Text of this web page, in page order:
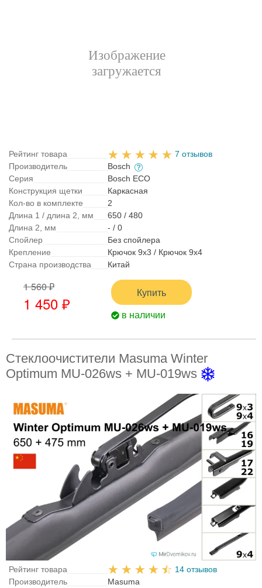
Рейтинг товара
7 отзывов
Производитель
Bosch
Серия
Bosch ECO
Конструкция щетки
Каркасная
Кол-во в комплекте
2
Длина 1 / длина 2, мм
650 / 480
Длина 2, мм
- / 0
Спойлер
Без спойлера
Крепление
Крючок 9x3 / Крючок 9x4
Страна производства
Китай
1 560 ₽
1 450 ₽
Купить
в наличии
Стеклоочистители Masuma Winter
Optimum MU-026ws + MU-019ws
Рейтинг товара
14 отзывов
Производитель
Masuma